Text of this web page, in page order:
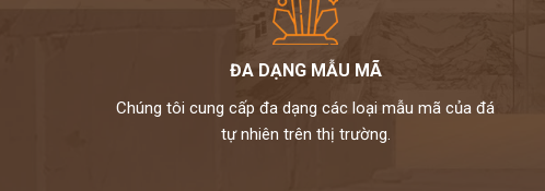
ĐA DẠNG MẪU MÃ
Chúng tôi cung cấp đa dạng các loại mẫu mã của đá
tự nhiên trên thị trường.